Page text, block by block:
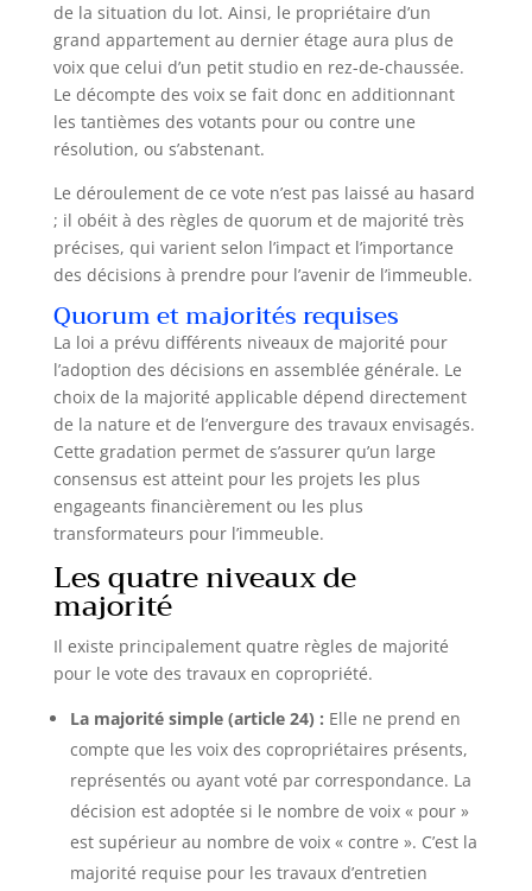
de la situation du lot. Ainsi, le propriétaire d’un
grand appartement au dernier étage aura plus de
voix que celui d’un petit studio en rez-de-chaussée.
Le décompte des voix se fait donc en additionnant
les tantièmes des votants pour ou contre une
résolution, ou s’abstenant.
Le déroulement de ce vote n’est pas laissé au hasard
; il obéit à des règles de quorum et de majorité très
précises, qui varient selon l’impact et l’importance
des décisions à prendre pour l’avenir de l’immeuble.
Quorum et majorités requises
La loi a prévu différents niveaux de majorité pour
l’adoption des décisions en assemblée générale. Le
choix de la majorité applicable dépend directement
de la nature et de l’envergure des travaux envisagés.
Cette gradation permet de s’assurer qu’un large
consensus est atteint pour les projets les plus
engageants financièrement ou les plus
transformateurs pour l’immeuble.
Les quatre niveaux de
majorité
Il existe principalement quatre règles de majorité
pour le vote des travaux en copropriété.
La majorité simple (article 24) : Elle ne prend en
compte que les voix des copropriétaires présents,
représentés ou ayant voté par correspondance. La
décision est adoptée si le nombre de voix « pour »
est supérieur au nombre de voix « contre ». C’est la
majorité requise pour les travaux d’entretien